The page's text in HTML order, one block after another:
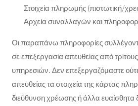
Στοιχεία πληρωμής (πιστωτική/
Αρχεία συναλλαγών και
Οι παραπάνω πληροφορίες
σε επεξεργασία απευθείας από
υπηρεσιών. Δεν επεξεργαζόμαστε
απευθείας τα στοιχεία της κάρτας
διεύθυνση χρέωσης ή άλλα